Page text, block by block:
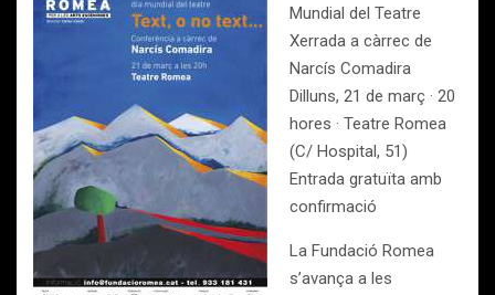
Mundial del Teatre
Xerrada a càrrec de
Narcís Comadira
Dilluns, 21 de març · 20
hores · Teatre Romea
(C/ Hospital, 51)
Entrada gratuïta amb
confirmació
La Fundació Romea
s’avança a les